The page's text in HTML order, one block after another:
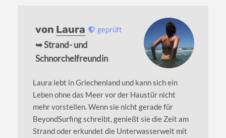
von Laura geprüft
➥ Strand- und
Schnorchelfreundin
Laura lebt in Griechenland und kann sich ein
Leben ohne das Meer vor der Haustür nicht
mehr vorstellen. Wenn sie nicht gerade für
BeyondSurfing schreibt, genießt sie die Zeit am
Strand oder erkundet die Unterwasserwelt mit